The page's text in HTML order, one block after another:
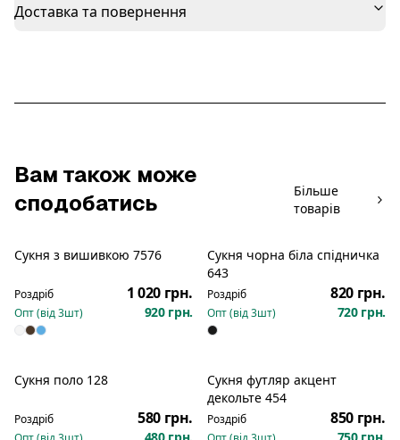
Доставка та повернення
Вам також може
сподобатись
Більше
товарів
Сукня з вишивкою 7576
Роздріб 1 020 грн.
Опт (від3шт) 920 грн.
Новинка
Сукня чорна біла спідничка
643
Роздріб 820 грн.
Опт (від3шт) 720 грн.
Сукня поло 128
Роздріб 580 грн.
Новинка
Сукня футляр акцент
декольте 454
Роздріб 850 грн.